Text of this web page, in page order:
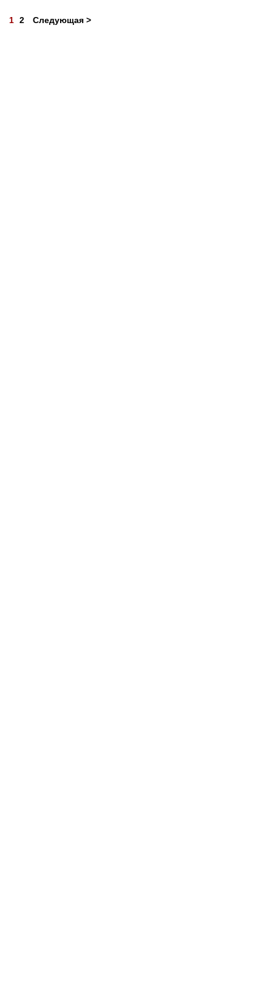
1 2 Следующая >